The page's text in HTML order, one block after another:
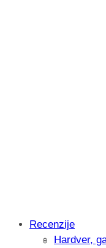
Intervju:
Recenzije
Hardver,